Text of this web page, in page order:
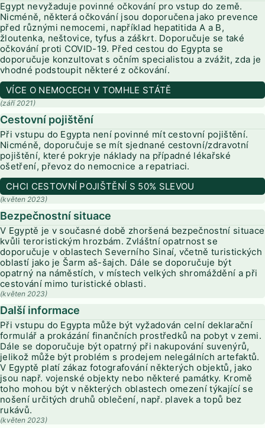
Egypt nevyžaduje povinné očkování pro vstup do země.
Nicméně, některá očkování jsou doporučena jako prevence
před různými nemocemi, například hepatitida A a B,
žloutenka, neštovice, tyfus a záškrt. Doporučuje se také
očkování proti COVID-19. Před cestou do Egypta se
doporučuje konzultovat s očním specialistou a zvážit, zda je
vhodné podstoupit některé z očkování.
VÍCE O NEMOCECH V TOMHLE STÁTĚ
(září 2021)
Cestovní pojištění
Při vstupu do Egypta není povinné mít cestovní pojištění.
Nicméně, doporučuje se mít sjednané cestovní/zdravotní
pojištění, které pokryje náklady na případné lékařské
ošetření, převoz do nemocnice a repatriaci.
CHCI CESTOVNÍ POJIŠTĚNÍ S 50% SLEVOU
(květen 2023)
Bezpečnostní situace
V Egyptě je v současné době zhoršená bezpečnostní situace
kvůli teroristickým hrozbám. Zvláštní opatrnost se
doporučuje v oblastech Severního Sinaí, včetně turistických
oblastí jako je Šarm aš-šajch. Dále se doporučuje být
opatrný na náměstích, v místech velkých shromáždění a při
cestování mimo turistické oblasti.
(květen 2023)
Další informace
Při vstupu do Egypta může být vyžadován celní deklarační
formulář a prokázání finančních prostředků na pobyt v zemi.
Dále se doporučuje být opatrný při nakupování suvenýrů,
jelikož může být problém s prodejem nelegálních artefaktů.
V Egyptě platí zákaz fotografování některých objektů, jako
jsou např. vojenské objekty nebo některé památky. Kromě
toho mohou být v některých oblastech omezení týkající se
nošení určitých druhů oblečení, např. plavek a topů bez
rukávů.
(květen 2023)